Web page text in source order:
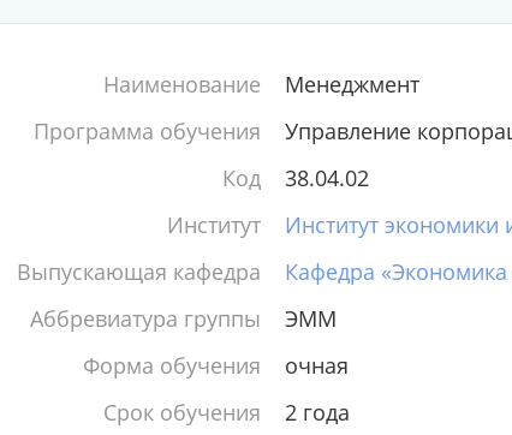
Наименование
Менеджмент
Программа обучения
Управление
Код
38.04.02
Институт
Институт экономики
Выпускающая кафедра
Кафедра
Аббревиатура группы
ЭММ
Форма обучения
очная
Срок обучения
2 года